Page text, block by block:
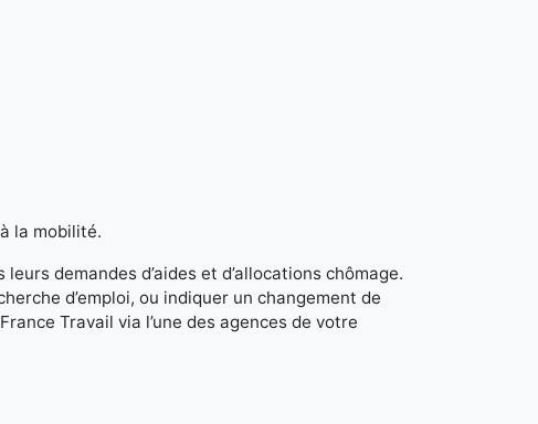
la mobilité.
demandes d’aides et d’allocations chômage.
d’emploi, ou indiquer un changement de
Travail via l’une des agences de votre